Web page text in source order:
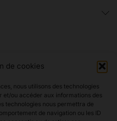
de cookies
nous utilisons des technologies
et/ou accéder aux informations des
technologies nous permettra de
de navigation ou les ID